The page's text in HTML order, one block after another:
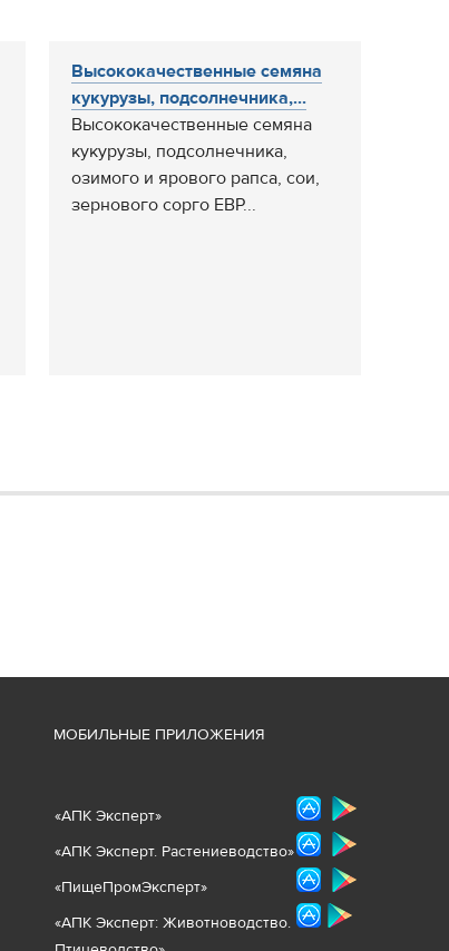
Высококачественные семяна
кукурузы, подсолнечника,...
Высококачественные семяна
кукурузы, подсолнечника,
озимого и ярового рапса, сои,
зернового сорго ЕВР...
МОБИЛЬНЫЕ ПРИЛОЖЕНИЯ
«АПК Эксперт»
«АПК Эксперт. Растениеводство»
«ПищеПромЭксперт»
«АПК Эксперт: Животноводство.